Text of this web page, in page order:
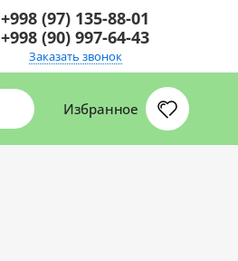
+998 (97) 135-88-01
+998 (90) 997-64-43
Заказать звонок
Избранное